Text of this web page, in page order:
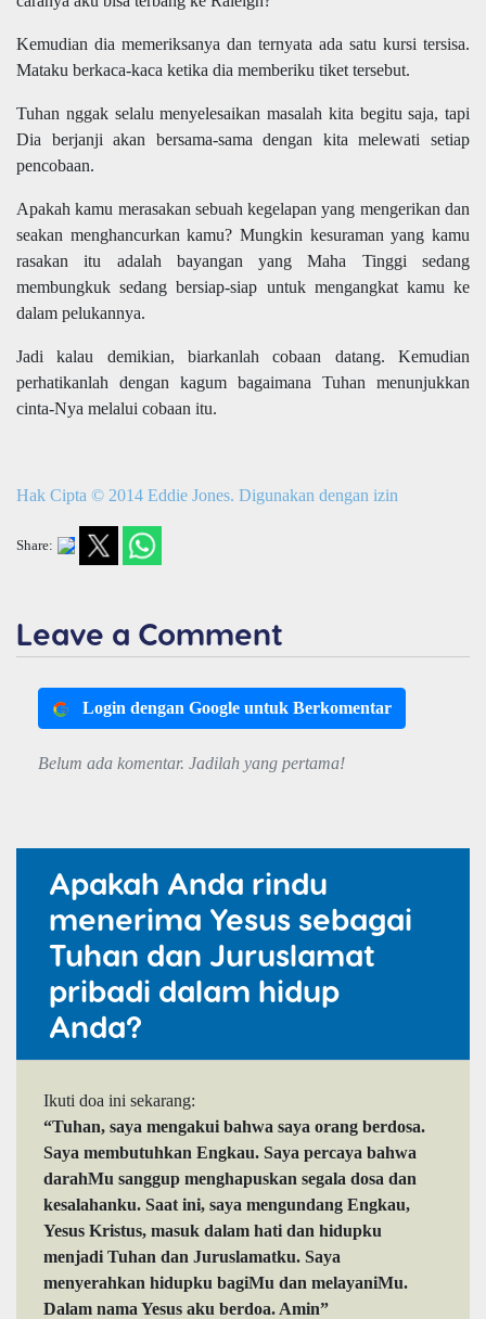
Kemudian dia memeriksanya dan ternyata ada satu kursi tersisa.
Mataku berkaca-kaca ketika dia memberiku tiket tersebut.
Tuhan nggak selalu menyelesaikan masalah kita begitu saja, tapi
Dia berjanji akan bersama-sama dengan kita melewati setiap
pencobaan.
Apakah kamu merasakan sebuah kegelapan yang mengerikan dan
seakan menghancurkan kamu? Mungkin kesuraman yang kamu
rasakan itu adalah bayangan yang Maha Tinggi sedang
membungkuk sedang bersiap-siap untuk mengangkat kamu ke
dalam pelukannya.
Jadi kalau demikian, biarkanlah cobaan datang. Kemudian
perhatikanlah dengan kagum bagaimana Tuhan menunjukkan
cinta-Nya melalui cobaan itu.
Hak Cipta © 2014 Eddie Jones. Digunakan dengan izin
Share:
Leave a Comment
Login dengan Google untuk Berkomentar
Belum ada komentar. Jadilah yang pertama!
Apakah Anda rindu
menerima Yesus sebagai
Tuhan dan Juruslamat
pribadi dalam hidup
Anda?
Ikuti doa ini sekarang:
“Tuhan, saya mengakui bahwa saya orang berdosa.
Saya membutuhkan Engkau. Saya percaya bahwa
darahMu sanggup menghapuskan segala dosa dan
kesalahanku. Saat ini, saya mengundang Engkau,
Yesus Kristus, masuk dalam hati dan hidupku
menjadi Tuhan dan Juruslamatku. Saya
menyerahkan hidupku bagiMu dan melayaniMu.
Dalam nama Yesus aku berdoa. Amin”